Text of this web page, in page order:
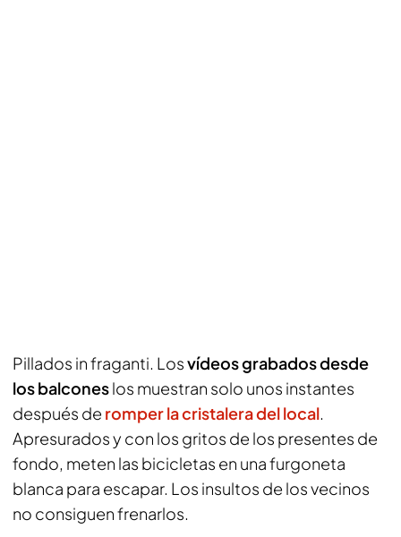
Pillados in fraganti. Losvídeos grabados desde
los balconeslos muestran solo unos instantes
después de romper la cristalera del local.
Apresurados y con los gritos de los presentes de
fondo, meten las bicicletas en una furgoneta
blanca para escapar. Los insultos de los vecinos
no consiguen frenarlos.